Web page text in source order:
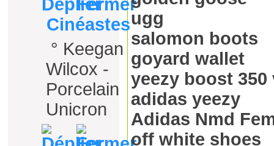
Cinéastes
° Keegan
Wilcox -
Porcelain
Unicron
ugg
salomon boots
goyard wallet
yeezy boost 350
adidas yeezy
Adidas Nmd
off white shoes